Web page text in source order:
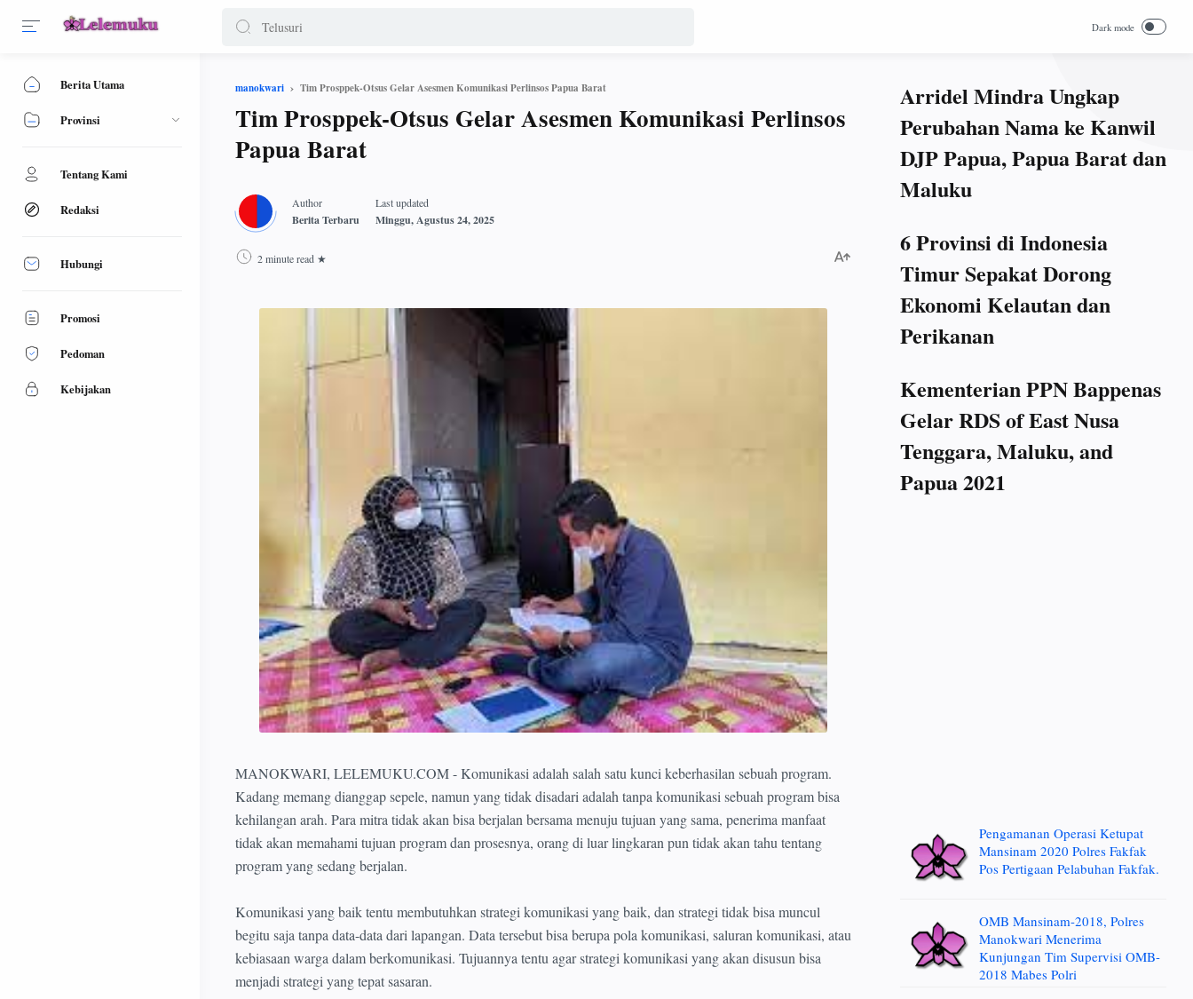
manokwari Tim Prosppek-Otsus Gelar Asesmen Komunikasi Perlinsos Papua Barat
Tim Prosppek-Otsus Gelar Asesmen Komunikasi Perlinsos
Papua Barat
2 minute read
MANOKWARI, LELEMUKU.COM - Komunikasi adalah salah satu kunci keberhasilan sebuah program.
Kadang memang dianggap sepele, namun yang tidak disadari adalah tanpa komunikasi sebuah program bisa
kehilangan arah. Para mitra tidak akan bisa berjalan bersama menuju tujuan yang sama, penerima manfaat
tidak akan memahami tujuan program dan prosesnya, orang di luar lingkaran pun tidak akan tahu tentang
program yang sedang berjalan.
Komunikasi yang baik tentu membutuhkan strategi komunikasi yang baik, dan strategi tidak bisa muncul
begitu saja tanpa data-data dari lapangan. Data tersebut bisa berupa pola komunikasi, saluran komunikasi, atau
kebiasaan warga dalam berkomunikasi. Tujuannya tentu agar strategi komunikasi yang akan disusun bisa
menjadi strategi yang tepat sasaran.
Arridel Mindra Ungkap
Perubahan Nama ke Kanwil
DJP Papua, Papua Barat dan
Maluku
6 Provinsi di Indonesia
Timur Sepakat Dorong
Ekonomi Kelautan dan
Perikanan
Kementerian PPN Bappenas
Gelar RDS of East Nusa
Tenggara, Maluku, and
Papua 2021
Pengamanan Operasi Ketupat
Mansinam 2020 Polres Fakfak
Pos Pertigaan Pelabuhan Fakfak.
OMB Mansinam-2018, Polres
Manokwari Menerima
Kunjungan Tim Supervisi OMB-
2018 Mabes Polri
Berita Utama
Provinsi
Tentang Kami
Redaksi
Hubungi
Promosi
Pedoman
Kebijakan